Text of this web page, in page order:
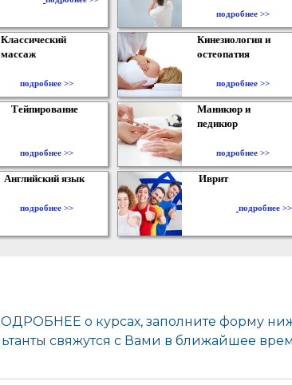
подробнее >>
Классический
массаж
подробнее >>
Кинезиология и
остеопатия
подробнее >>
Тейпирование
подробнее >>
Маникюр и
педикюр
подробнее >>
Английский язык
подробнее >>
Иврит
подробнее >>